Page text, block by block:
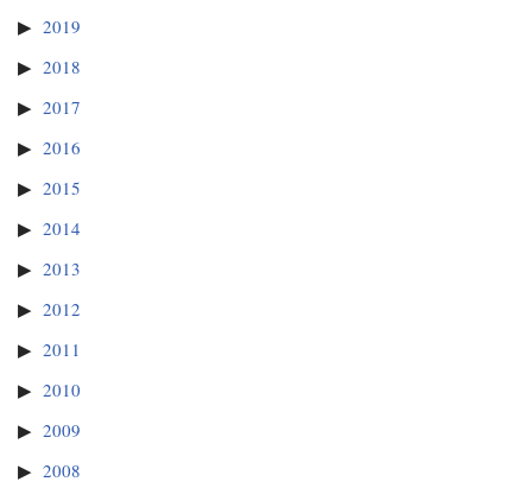
2019
2018
2017
2016
2015
2014
2013
2012
2011
2010
2009
2008